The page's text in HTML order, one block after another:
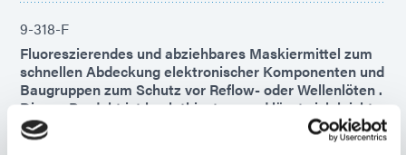
9-318-F
Fluoreszierendes und abziehbares Maskiermittel zum
schnellen Abdeckung elektronischer Komponenten und
Baugruppen zum Schutz vor Reflow- oder Wellenlöten .
Dieses Produkt ist hoch thixotrop und lässt sich leicht
auf Platinen oder Komponenten auftragen, die mit
anderen Methoden möglicherweise nur schwer